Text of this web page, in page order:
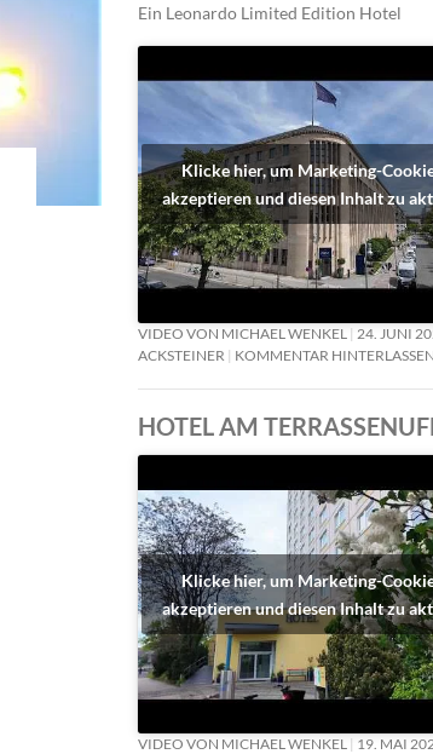
Ein Leonardo Limited Edition Hotel
Klicke hier, um Marketing-
akzeptieren und diesen Inhalt zu
VIDEO VON MICHAEL WENKEL 24. JUNI
ACKSTEINER
KOMMENTAR HINTERLASSEN
HOTEL AM
Klicke hier, um Marketing-
akzeptieren und diesen Inhalt zu
VIDEO VON MICHAEL WENKEL 19. MAI